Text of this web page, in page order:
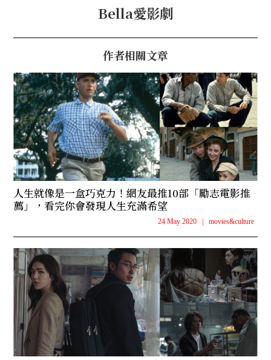
Bella愛影劇
作者相關文章
人生就像是一盒巧克力！網友最推10部「勵志電影推
薦」，看完你會發現人生充滿希望
24 May 2020 movies&culture